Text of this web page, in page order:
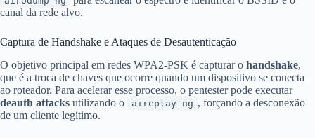
canal da rede alvo.
Captura de Handshake e Ataques de Desautenticação
O objetivo principal em redes WPA2-PSK é capturar o handshake,
que é a troca de chaves que ocorre quando um dispositivo se conecta
ao roteador. Para acelerar esse processo, o pentester pode executar
deauth attacks utilizando o aireplay-ng , forçando a desconexão
de um cliente legítimo.